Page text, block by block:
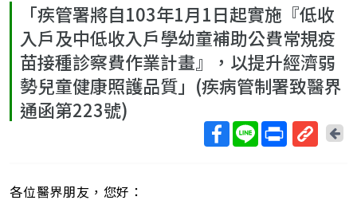
「疾管署將自103年1月1日起實施『低收
入戶及中低收入戶學幼童補助公費常規疫
苗接種診察費作業計畫』，以提升經濟弱
勢兒童健康照護品質」(疾病管制署致醫界
通函第223號)
回
各位醫界朋友，您好：